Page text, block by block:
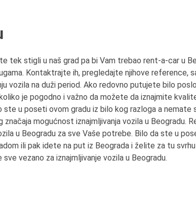
tek stigli u naš grad pa bi Vam trebao rent-a-car u
Kontaktrajte ih, pregledajte njihove reference,
vozila na duži period. Ako redovno putujete bilo
je pogodno i važno da možete da iznajmite
ste u poseti ovom gradu iz bilo kog razloga a
mogućnost iznajmljivanja vozila u Beogradu.
u Beogradu za sve Vaše potrebe. Bilo da ste u
ili pak idete na put iz Beograda i želite za tu
vezano za iznajmljivanje vozila u Beogradu.